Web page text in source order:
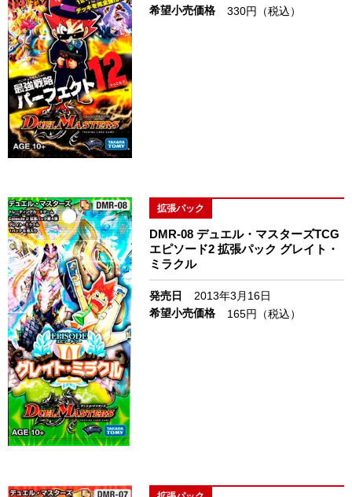
希望小売価格
330円（税込）
拡張パック
DMR-08 デュエル・マスターズTCG
エピソード2 拡張パック グレイト・
ミラクル
発売日
2013年3月16日
希望小売価格
165円（税込）